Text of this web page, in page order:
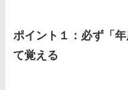
ポイント１：必ず「
て覚える